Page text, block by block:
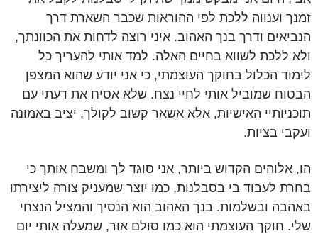
זמנך וענווה ללכת לפי ההוראות שכבר השארת דרך
הנביאים ודרך בנך האהוב. איני רוצה לדחות את הכוונתך,
ולא ללכת לשווא בחיים האלה. למד אותי להעריך כל
לימוד הכלול בחוקך העוצמתי, כי אני יודע שהוא המצפן
הבטוח שמוביל אותי לחיי נצח. שלא אסיח את דעתי עם
תוכניותיי האישיות, אלא אשאר קשוב לקולך, יציב באמונה
ועקבי בציות.
הו, אלוהים הקדוש ביותר, אני סוגד לך ומשבח אותך כי
בחרת לעבוד בי בסבלנות, כמו יוצר שמעניק צורה ליצירתו
באהבה ובשלמות. בנך האהוב הוא הנסיך והמציל הנצחי
שלי. חוקך העוצמתי הוא כמו סולם אור, שמעלה אותי יום